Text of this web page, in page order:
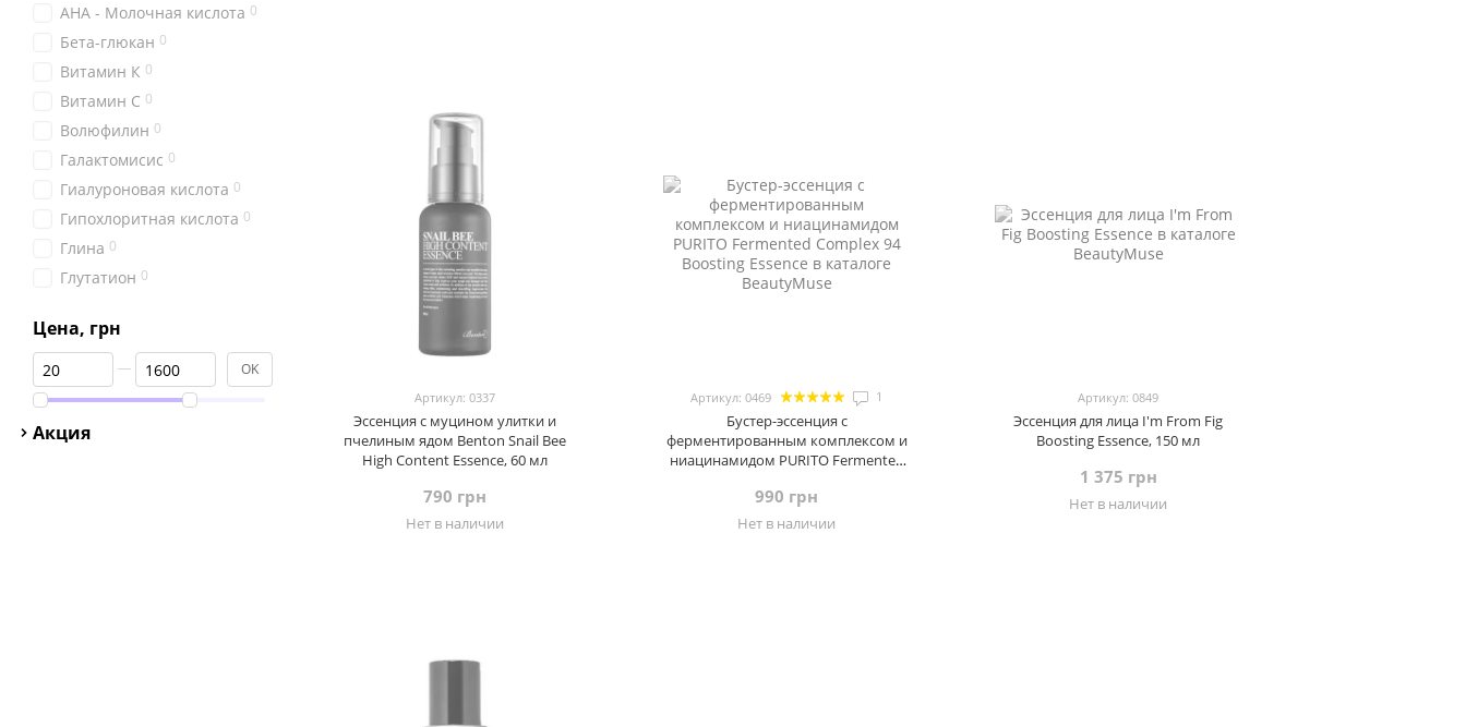
Артикул: 0337
Эссенция с муцином улитки и
пчелиным ядом Benton Snail Bee
High Content Essence, 60 мл
790 грн
Нет в наличии
Артикул: 0469 1
Бустер-эссенция с
ферментированным комплексом и
ниацинамидом PURITO Fermented
990 грн
Нет в наличии
Артикул: 0849
Эссенция для лица I'm From Fig
Boosting Essence, 150 мл
1 375 грн
Нет в наличии
АНА - Молочная кислота 0
Бета-глюкан 0
Витамин К 0
Витамин С 0
Волюфилин 0
Галактомисис 0
Гиалуроновая кислота 0
Гипохлоритная кислота 0
Глина 0
Глутатион 0
Керамиды
Комбуча
Муцин улитки 1
Ниацинамид
Цена, грн
От Цена, грн
До Цена, грн OK
Акция